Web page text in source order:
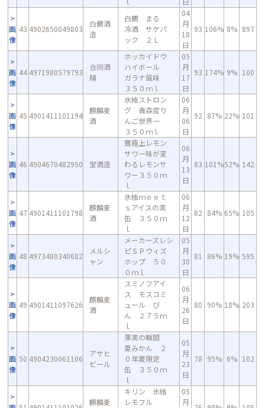
画
像
43 4902650049803
白鶴酒
造
白鶴 まる
冷酒 サケパ
ック ２Ｌ
04
月
18
日
93 106% 8% 897
画
像
44 4971980579793
合同酒
精
ホッカイドウ
ハイボール
ガラナ風味
３５０ｍｌ
05
月
17
日
93 174% 9% 100
画
像
45 4901411101194
麒麟麦
酒
氷結ストロン
グ 青森産り
んご世界一
３５０ｍｌ
06
月
06
日
92 87% 22% 101
画
像
46 4904670482950 宝酒造
寶極上レモン
サワー味が変
わるレモンサ
ワー３５０ｍ
ｌ
06
月
13
日
83 101%52% 142
画
像
47 4901411101798
麒麟麦
酒
氷結ｍｅｅｔ
ｓアイスの実
缶 ３５０ｍ
ｌ
06
月
12
日
82 84% 65% 105
画
像
48 4973480340682
メルシ
ャン
メーカーズレシ
ピＳＰウィズ
ホップ ５０
０ｍｌ
05
月
30
日
81 86% 19% 595
画
像
49 4901411097626
麒麟麦
酒
スミノフアイ
ス モスコミ
ュール び
ん ２７５ｍ
ｌ
06
月
26
日
80 90% 18% 203
画
像
50 4904230061106
アサヒ
ビール
果実の瞬間
夏みかん ２
０年夏限定
缶 ３５０ｍ
ｌ
05
月
23
日
78 95% 6% 102
麒麟麦
キリン 氷結
レモフル
05
月